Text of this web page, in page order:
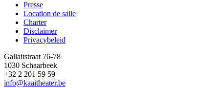
Footer
Presse
Location de salle
Charter
Disclaimer
Privacybeleid
Gallaitstraat 76-78
1030 Schaarbeek
+32 2 201 59 59
info@kaaitheater.be